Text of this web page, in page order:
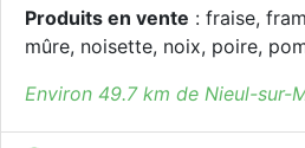
Produits en vente : fraise,
mûre, noisette, noix, poire,
Environ 49.7 km de Nieul-sur-